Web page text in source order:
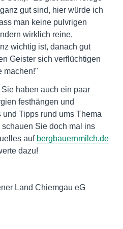
gut sind, hier würde ich
man keine pulvrigen
wirklich reine,
wichtig ist, danach gut
Geister sich verflüchtigen
machen!"
haben auch ein paar
festhängen und
Tipps rund ums Thema
Sie doch mal ins
auf bergbauernmilch.de
dazu!
Land Chiemgau eG